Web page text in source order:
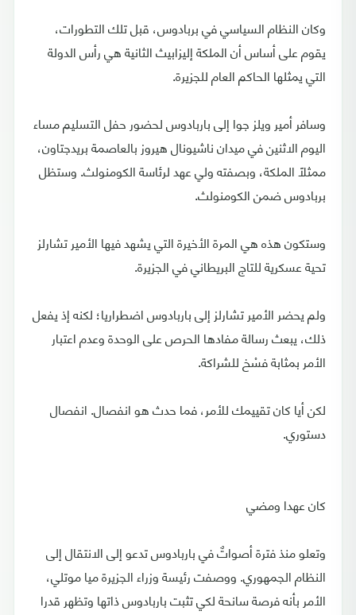
وكان النظام السياسي في بربادوس، قبل تلك التطورات،
يقوم على أساس أن الملكة إليزابيث الثانية هي رأس الدولة
التي يمثلها الحاكم العام للجزيرة.
وسافر أمير ويلز جوا إلى باربادوس لحضور حفل التسليم مساء
اليوم الاثنين في ميدان ناشيونال هيروز بالعاصمة بريدجتاون،
ممثلاً الملكة، وبصفته ولي عهد لرئاسة الكومنولث. وستظل
بربادوس ضمن الكومنولث.
وستكون هذه هي المرة الأخيرة التي يشهد فيها الأمير تشارلز
تحية عسكرية للتاج البريطاني في الجزيرة.
ولم يحضر الأمير تشارلز إلى باربادوس اضطراريا؛ لكنه إذ يفعل
ذلك، يبعث رسالة مفادها الحرص على الوحدة وعدم اعتبار
الأمر بمثابة فسْخ للشراكة.
لكن أيا كان تقييمك للأمر، فما حدث هو انفصال. انفصال
دستوري.
كان عهدا ومضي
وتعلو منذ فترة أصواتٌ في باربادوس تدعو إلى الانتقال إلى
النظام الجمهوري. ووصفت رئيسة وزراء الجزيرة ميا موتلي،
الأمر بأنه فرصة سانحة لكي تثبت باربادوس ذاتها وتظهر قدرا